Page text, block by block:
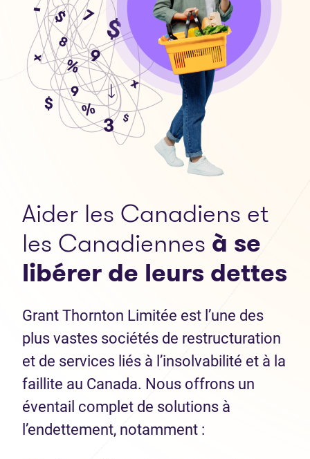
Aider les Canadiens et
les Canadiennes à se
libérer de leurs dettes
Grant Thornton Limitée est l’une des
plus vastes sociétés de restructuration
et de services liés à l’insolvabilité et à la
faillite au Canada. Nous offrons un
éventail complet de solutions à
l’endettement, notamment :